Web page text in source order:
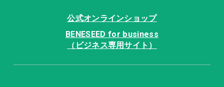
公式オンラインショップ
BENESEED for business
（ビジネス専用サイト）